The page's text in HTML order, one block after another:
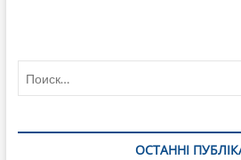
ОСТАННІ